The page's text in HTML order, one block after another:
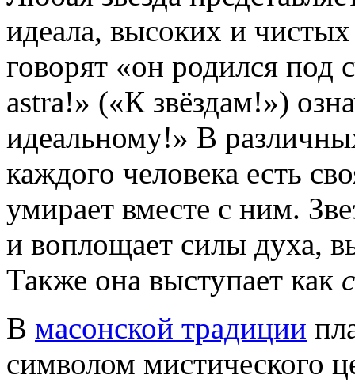
идеала, высоких и
говорят «он родился под
astra!» («К звёздам!»)
идеальному!» В
каждого человека есть
умирает вместе с ним.
и воплощает силы духа,
Также она выступает как
В масонской традиции
символом мистического